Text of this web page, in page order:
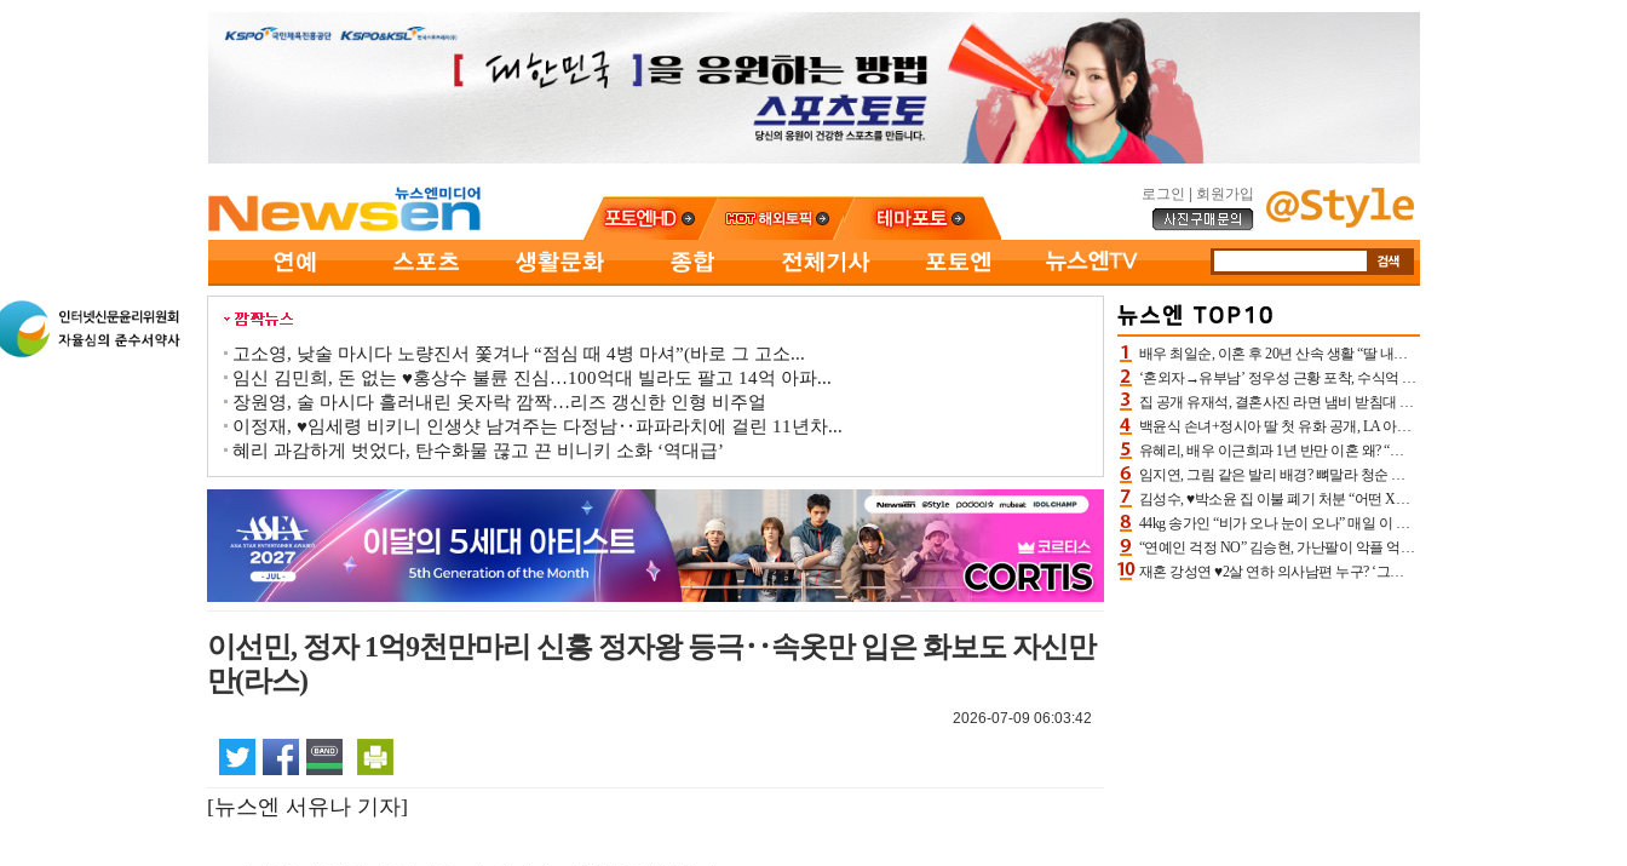
로그인 회원가입
고소영, 낮술 마시다 노량진서 쫓겨나 “점심 때 4병 마셔”(바로 그 고소...
임신 김민희, 돈 없는 ♥홍상수 불륜 진심…100억대 빌라도 팔고 14억 아파...
장원영, 술 마시다 흘러내린 옷자락 깜짝…리즈 갱신한 인형 비주얼
이정재, ♥임세령 비키니 인생샷 남겨주는 다정남‥파파라치에 걸린 11년차...
혜리 과감하게 벗었다, 탄수화물 끊고 끈 비니키 소화 ‘역대급’
이선민, 정자 1억9천만마리 신흥 정자왕 등극‥속옷만 입은 화보도 자신만
만(라스)
2026-07-09 06:03:42
[뉴스엔 서유나 기자]
배우 최일순, 이혼 후 20년 산속 생활 “딸 내가 버렸다고 원망‥맘 아파”(특종)[어제TV]
‘혼외자→유부남’ 정우성 근황 포착, 수식억 해킹 피해 후배 만났다 “존경하는”
집 공개 유재석, 결혼사진 라면 냄비 받침대 되고 분노‥가족사진도 피해(놀뭐)[어제TV]
백윤식 손녀+정시아 딸 첫 유화 공개, LA 아트쇼→서울국제조각페스타 작가다운 수준급 실력
유혜리, 배우 이근희과 1년 반만 이혼 왜? “식칼 꽂고 의자 던져” 충격 폭로(특종)[어제TV]
임지연, 그림 같은 발리 배경? 뼈말라 청순 비키니 핏에 상대 안 되네
김성수, ♥박소윤 집 이불 폐기 처분 “어떤 X이랑 썼을지 몰라” 질투(신랑수업2)[어제TV]
44kg 송가인 “비가 오나 눈이 오나” 매일 이 운동, 허벅지 근육량 상승+체지방 감소
“연예인 걱정 NO” 김승현, 가난팔이 악플 억울할만‥아내+딸과 日 여행
재혼 강성연 ♥2살 연하 의사남편 누구? ‘그알’ 자문의에 훈남 비주얼 초엘리트 스펙 [종합]